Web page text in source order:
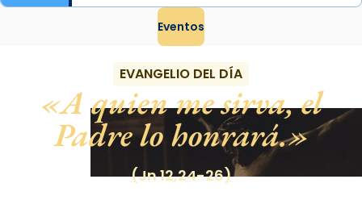
Eventos
EVANGELIO DEL DÍA
A quien me sirva, el
Padre lo honrará.
(Jn 12,24-26)